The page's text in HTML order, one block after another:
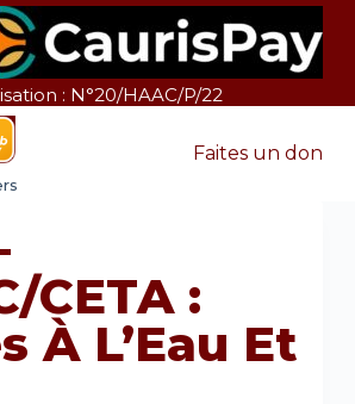
: N°20/HAAC/P/22
Faites un don
CETA :
À L’Eau Et